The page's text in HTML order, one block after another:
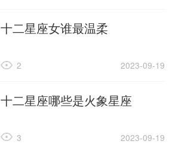
十二星座女谁最温柔
2023-09-19
2
十二星座哪些是火象星座
2023-09-19
3